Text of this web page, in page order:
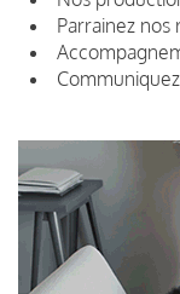
Parrainez